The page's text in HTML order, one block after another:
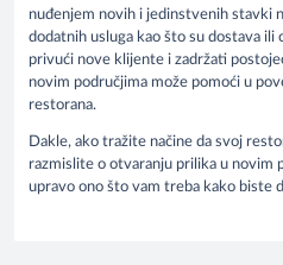
nuđenjem novih i jedinstvenih stavki
dodatnih usluga kao što su dostava
privući nove klijente i zadržati
novim područjima može pomoći u
restorana.
Dakle, ako tražite načine da svoj
razmislite o otvaranju prilika u novim
upravo ono što vam treba kako biste